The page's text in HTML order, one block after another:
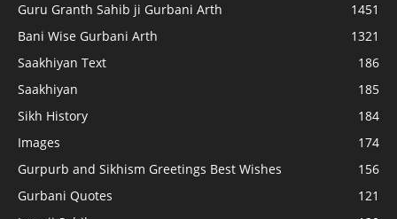
Guru Granth Sahib ji Gurbani Arth
1451
Bani Wise Gurbani Arth
1321
Saakhiyan Text
186
Saakhiyan
185
Sikh History
184
Images
174
Gurpurb and Sikhism Greetings Best Wishes
156
Gurbani Quotes
121